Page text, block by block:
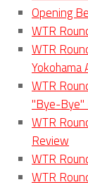
Opening
WTR
WTR
Yokohama
WTR
"Bye-Bye"
WTR
Review
WTR
WTR